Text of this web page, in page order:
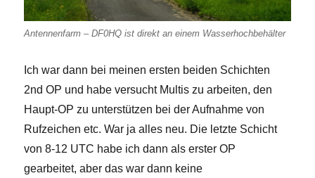
Antennenfarm – DF0HQ ist direkt an einem Wasserhochbehälter
Ich war dann bei meinen ersten beiden Schichten
2nd OP und habe versucht Multis zu arbeiten, den
Haupt-OP zu unterstützen bei der Aufnahme von
Rufzeichen etc. War ja alles neu. Die letzte Schicht
von 8-12 UTC habe ich dann als erster OP
gearbeitet, aber das war dann keine